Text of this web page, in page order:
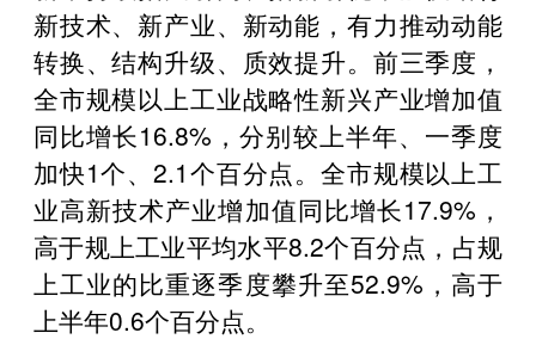
新技术、新产业、新动能，有力推动动能
转换、结构升级、质效提升。前三季度，
全市规模以上工业战略性新兴产业增加值
同比增长16.8%，分别较上半年、一季度
加快1个、2.1个百分点。全市规模以上工
业高新技术产业增加值同比增长17.9%，
高于规上工业平均水平8.2个百分点，占规
上工业的比重逐季度攀升至52.9%，高于
上半年0.6个百分点。